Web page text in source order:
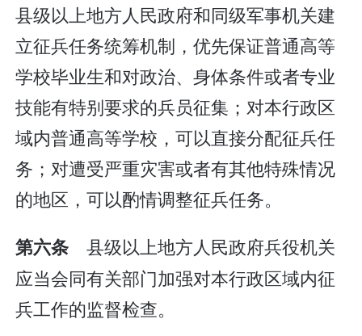
县级以上地方人民政府和同级军事机关建
立征兵任务统筹机制，优先保证普通高等
学校毕业生和对政治、身体条件或者专业
技能有特别要求的兵员征集；对本行政区
域内普通高等学校，可以直接分配征兵任
务；对遭受严重灾害或者有其他特殊情况
的地区，可以酌情调整征兵任务。
第六条 县级以上地方人民政府兵役机关
应当会同有关部门加强对本行政区域内征
兵工作的监督检查。